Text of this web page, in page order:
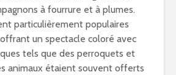
à fourrure et à plumes.
particulièrement populaires
un spectacle coloré avec
tels que des perroquets et
animaux étaient souvent offerts